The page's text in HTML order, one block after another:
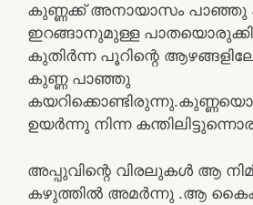
കുണ്ണക്ക് അനായാസം പാഞ്ഞു
ഇറങ്ങാനുമുള്ള
കുതിർന്ന പൂറിന്റെ
കുണ്ണ പാഞ്ഞു
ഉയർന്നു നിന്ന
അപ്പുവിന്റെ വിരലുകൾ ആ
കഴുത്തിൽ അമർന്നു .ആ